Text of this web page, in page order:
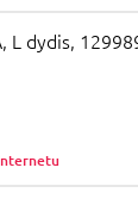
L dydis,